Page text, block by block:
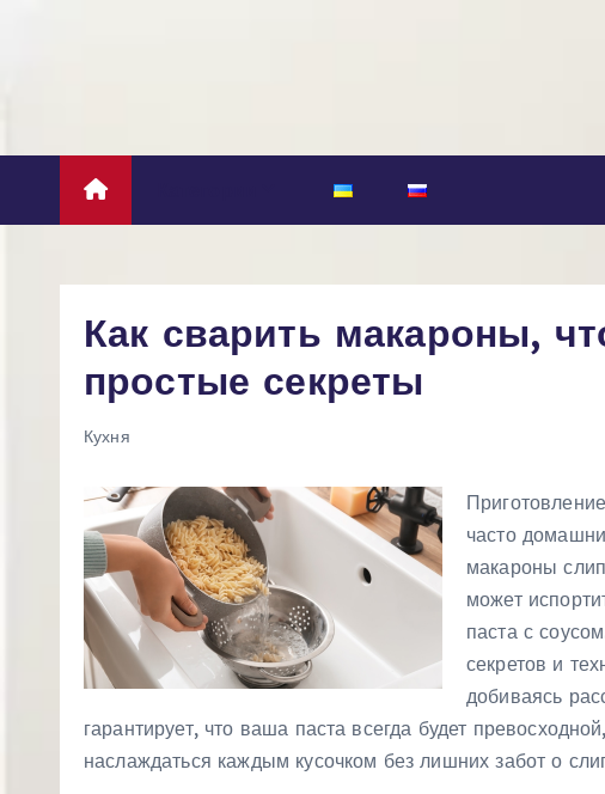
Как сварить макароны,
простые секреты
Кухня
часто
макароны
может
паста с
секретов и
добиваясь
гарантирует, что ваша паста всегда будет
наслаждаться каждым кусочком без лишних забот о